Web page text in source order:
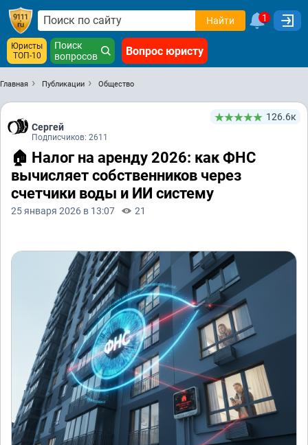
Найти 1
Юристы
ТОП-10
Поиск
вопросов
Вопрос юристу
Главная Публикации Общество
Сергей
Подписчиков: 2611
126.6к
🏠 Налог на аренду 2026: как ФНС
вычисляет собственников через
счетчики воды и ИИ систему
25 января 2026 в 13:07 21